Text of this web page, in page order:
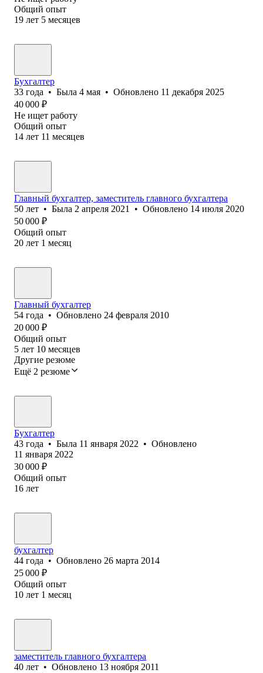
Общий опыт
19 лет 5 месяцев
Бухгалтер
33 года • Была 4 мая • Обновлено 11 декабря 2025
40 000 ₽
Не ищет работу
Общий опыт
14 лет 11 месяцев
Главный бухгалтер, заместитель главного бухгалтера
50 лет • Была 2 апреля 2021 • Обновлено 14 июля 2020
50 000 ₽
Общий опыт
20 лет 1 месяц
Главный бухгалтер
54 года • Обновлено 24 февраля 2010
20 000 ₽
Общий опыт
5 лет 10 месяцев
Другие резюме
Ещё 2 резюме
Бухгалтер
43 года • Была 11 января 2022 • Обновлено
11 января 2022
30 000 ₽
Общий опыт
16 лет
бухгалтер
44 года • Обновлено 26 марта 2014
25 000 ₽
Общий опыт
10 лет 1 месяц
заместитель главного бухгалтера
40 лет • Обновлено 13 ноября 2011